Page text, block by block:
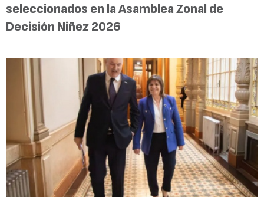
seleccionados en la Asamblea Zonal de
Decisión Niñez 2026